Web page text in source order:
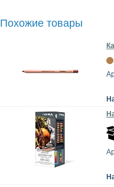
Похожие товары